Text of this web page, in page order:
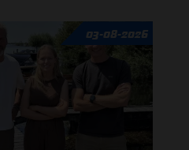
03-08-2026